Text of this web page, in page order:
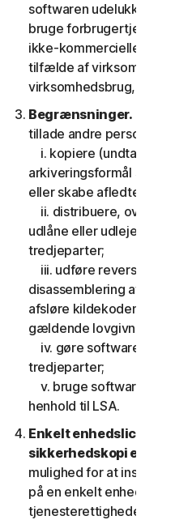
softwaren udelukkende
bruge
ikke-kommercielle brug i
tilfælde af
virksomhedsbrug, i
Begrænsninger.
tillade andre personer at:
i. kopiere (undtagen til
arkiveringsformål som
eller skabe afledte værker
ii. distribuere, overdrage,
udlåne eller udleje din ret
tredjeparter;
iii. udføre reverse
disassemblering af
afsløre kildekoden,
gældende lovgivning
iv. gøre softwarens
tredjeparter;
v. bruge softwaren på en
henhold til LSA.
Enkelt enhedslicens; Kun
sikkerhedskopi er tilladt.
mulighed for at installere
på en enkelt enhed,
tjenesterettigheder eller